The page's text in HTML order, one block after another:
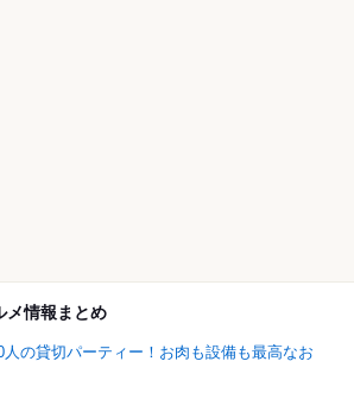
メ情報まとめ
人の貸切パーティー！お肉も設備も最高なお